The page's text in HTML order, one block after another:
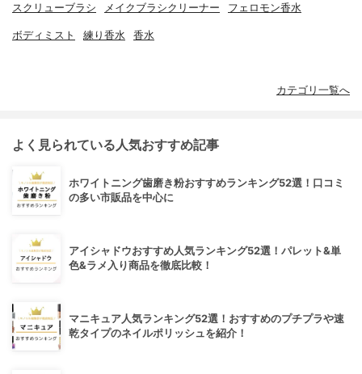
スクリューブラシ メイクブラシクリーナー フェロモン香水
ボディミスト 練り香水 香水
カテゴリ一覧へ
よく見られている人気おすすめ記事
ホワイトニング歯磨き粉おすすめランキング52選！口コミ
の多い市販品を中心に
アイシャドウおすすめ人気ランキング52選！パレット&単
色&ラメ入り商品を徹底比較！
マニキュア人気ランキング52選！おすすめのプチプラや速
乾タイプのネイルポリッシュを紹介！